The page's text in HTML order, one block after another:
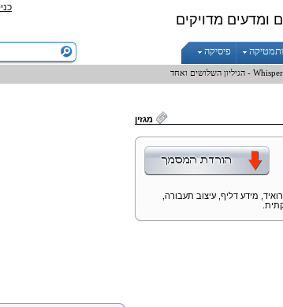
ומדעים מדויקים
פיסיקה
Whisper - הגיליון השלושים ואחד
מגזין
מידע דליף, עיצוב תעבורה,